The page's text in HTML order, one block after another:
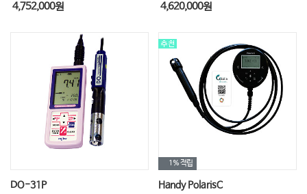
4,752,000원 4,620,000원
DO-31P
1%적립
Handy PolarisC